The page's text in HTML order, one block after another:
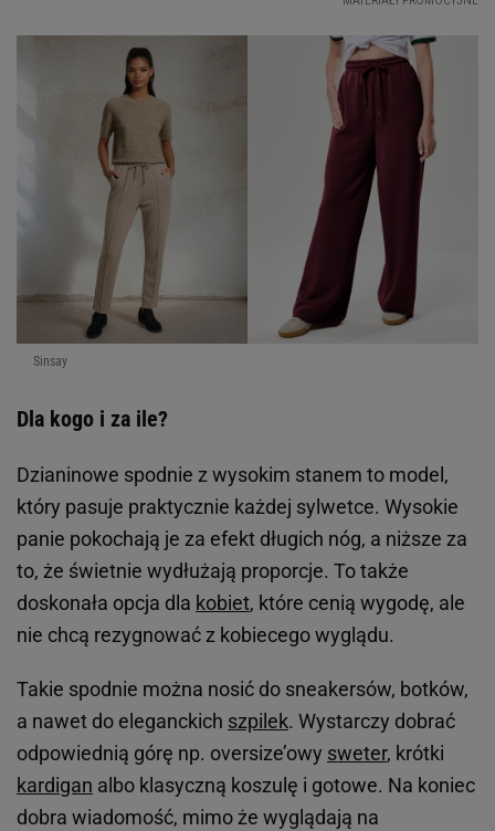
Sinsay
Dla kogo i za ile?
Dzianinowe spodnie z wysokim stanem to model,
który pasuje praktycznie każdej sylwetce. Wysokie
panie pokochają je za efekt długich nóg, a niższe za
to, że świetnie wydłużają proporcje. To także
doskonała opcja dla kobiet, które cenią wygodę, ale
nie chcą rezygnować z kobiecego wyglądu.
Takie spodnie można nosić do sneakersów, botków,
a nawet do eleganckich szpilek. Wystarczy dobrać
odpowiednią górę np. oversize’owy sweter, krótki
kardigan albo klasyczną koszulę i gotowe. Na koniec
dobra wiadomość, mimo że wyglądają na